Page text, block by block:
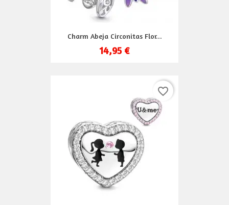
Charm Abeja Circonitas Flor...
14,95 €
favorite_border